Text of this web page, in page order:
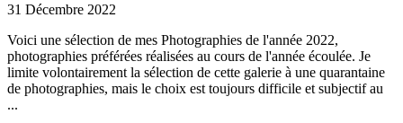
31 Décembre 2022
Voici une sélection de mes Photographies de l'année 2022,
photographies préférées réalisées au cours de l'année écoulée. Je
limite volontairement la sélection de cette galerie à une quarantaine
de photographies, mais le choix est toujours difficile et subjectif au
...